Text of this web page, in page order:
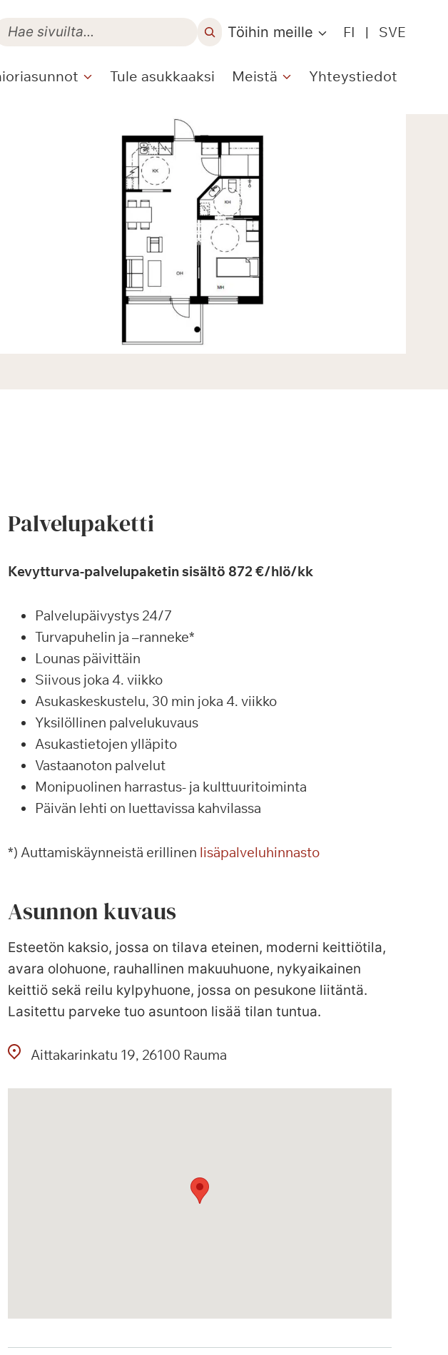
Töihin meille FI | SVE
Tule asukkaaksi Meistä Yhteystiedot
Palvelupaketti
Kevytturva-palvelupaketin sisältö 872 €/hlö/kk
Palvelupäivystys 24/7
Turvapuhelin ja –ranneke*
Lounas päivittäin
Siivous joka 4. viikko
Asukaskeskustelu, 30 min joka 4. viikko
Yksilöllinen palvelukuvaus
Asukastietojen ylläpito
Vastaanoton palvelut
Monipuolinen harrastus- ja kulttuuritoiminta
Päivän lehti on luettavissa kahvilassa
*) Auttamiskäynneistä erillinen lisäpalveluhinnasto
Asunnon kuvaus
Esteetön kaksio, jossa on tilava eteinen, moderni keittiötila,
avara olohuone, rauhallinen makuuhuone, nykyaikainen
keittiö sekä reilu kylpyhuone, jossa on pesukone liitäntä.
Lasitettu parveke tuo asuntoon lisää tilan tuntua.
Aittakarinkatu 19 26100 Rauma